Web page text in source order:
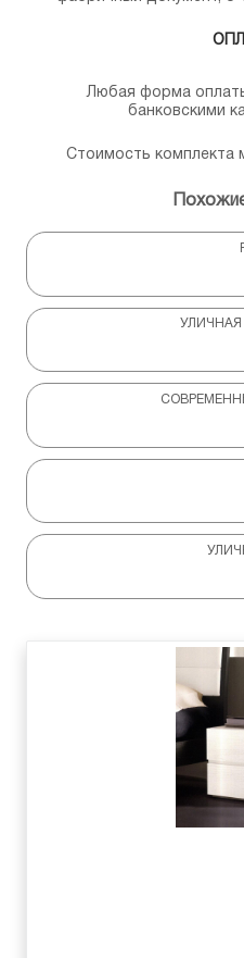
Любая форма
банковскими
Стоимость комплекта
УЛИЧНАЯ